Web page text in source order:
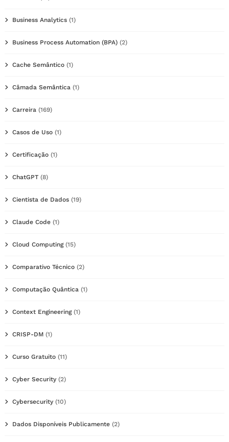
Business Analytics (1)
Business Process Automation (BPA) (2)
Cache Semântico (1)
Câmada Semântica (1)
Carreira (169)
Casos de Uso (1)
Certificação (1)
ChatGPT (8)
Cientista de Dados (19)
Claude Code (1)
Cloud Computing(15)
Comparativo Técnico (2)
Computação Quântica (1)
Context Engineering(1)
CRISP-DM (1)
Curso Gratuito (11)
Cyber Security (2)
Cybersecurity (10)
Dados Disponíveis Publicamente (2)